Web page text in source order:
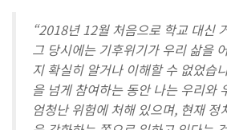
“2018년 12월 처음으로 학교 대신
그 당시에는 기후위기가 우리 삶을
지 확실히 알거나 이해할 수 없었습
을 넘게 참여하는 동안 나는 우리와
엄청난 위험에 처해 있으며, 현재 정